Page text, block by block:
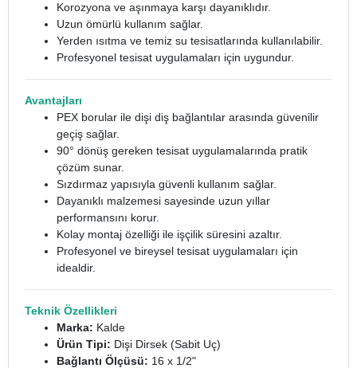
Korozyona ve aşınmaya karşı dayanıklıdır.
Uzun ömürlü kullanım sağlar.
Yerden ısıtma ve temiz su tesisatlarında kullanılabilir.
Profesyonel tesisat uygulamaları için uygundur.
Avantajları
PEX borular ile dişi diş bağlantılar arasında güvenilir
geçiş sağlar.
90° dönüş gereken tesisat uygulamalarında pratik
çözüm sunar.
Sızdırmaz yapısıyla güvenli kullanım sağlar.
Dayanıklı malzemesi sayesinde uzun yıllar
performansını korur.
Kolay montaj özelliği ile işçilik süresini azaltır.
Profesyonel ve bireysel tesisat uygulamaları için
idealdir.
Teknik Özellikleri
Marka: Kalde
Ürün Tipi: Dişi Dirsek (Sabit Uç)
Bağlantı Ölçüsü: 16 x 1/2"